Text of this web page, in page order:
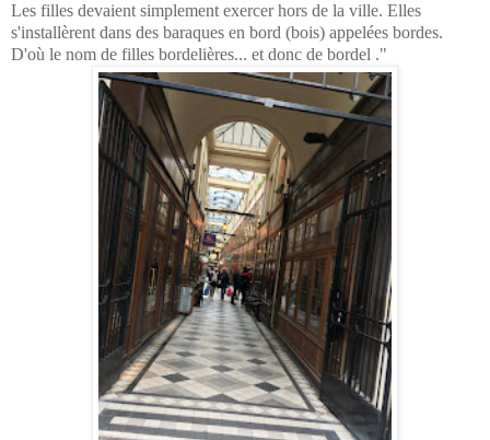
Les filles devaient simplement exercer hors de la ville. Elles
s'installèrent dans des baraques en bord (bois) appelées bordes.
D'où le nom de filles bordelières... et donc de bordel ."